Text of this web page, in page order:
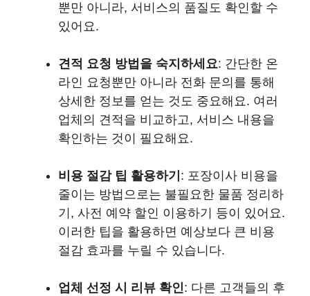
뿐만 아니라, 서비스의 품질도 확인할 수
있어요.
견적 요청 방법을 숙지하세요: 간단한 온
라인 요청뿐만 아니라 전화 문의를 통해
상세한 정보를 얻는 것도 중요해요. 여러
업체의 견적을 비교하고, 서비스 내용을
확인하는 것이 필요해요.
비용 절감 팁 활용하기 : 포장이사 비용을
줄이는 방법으로는 불필요한 물품 정리하
기, 사전 예약 할인 이용하기 등이 있어요.
이러한 팁을 활용하면 예상보다 큰 비용
절감 효과를 누릴 수 있습니다.
업체 선정 시 리뷰 확인: 다른 고객들의 후